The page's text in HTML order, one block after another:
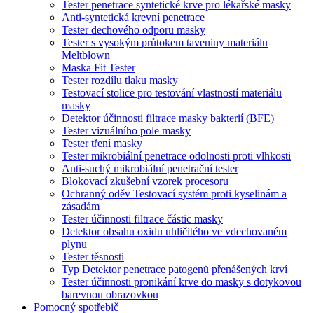
Tester penetrace syntetické krve pro lékařské masky
Anti-syntetická krevní penetrace
Tester dechového odporu masky
Tester s vysokým průtokem taveniny materiálu
Meltblown
Maska Fit Tester
Tester rozdílu tlaku masky
Testovací stolice pro testování vlastností materiálu
masky
Detektor účinnosti filtrace masky bakterií (BFE)
Tester vizuálního pole masky
Tester tření masky
Tester mikrobiální penetrace odolnosti proti vlhkosti
Anti-suchý mikrobiální penetrační tester
Blokovací zkušební vzorek procesoru
Ochranný oděv Testovací systém proti kyselinám a
zásadám
Tester účinnosti filtrace částic masky
Detektor obsahu oxidu uhličitého ve vdechovaném
plynu
Tester těsnosti
Typ Detektor penetrace patogenů přenášených krví
Tester účinnosti pronikání krve do masky s dotykovou
barevnou obrazovkou
Pomocný spotřebič